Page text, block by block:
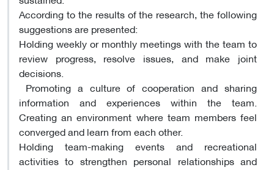
According to the results of the research, the following
suggestions are presented:
Holding weekly or monthly meetings with the team to
review progress, resolve issues, and make joint
decisions.
Promoting a culture of cooperation and sharing
information and experiences within the team.
Creating an environment where team members feel
converged and learn from each other.
Holding team-making events and recreational
activities to strengthen personal relationships and